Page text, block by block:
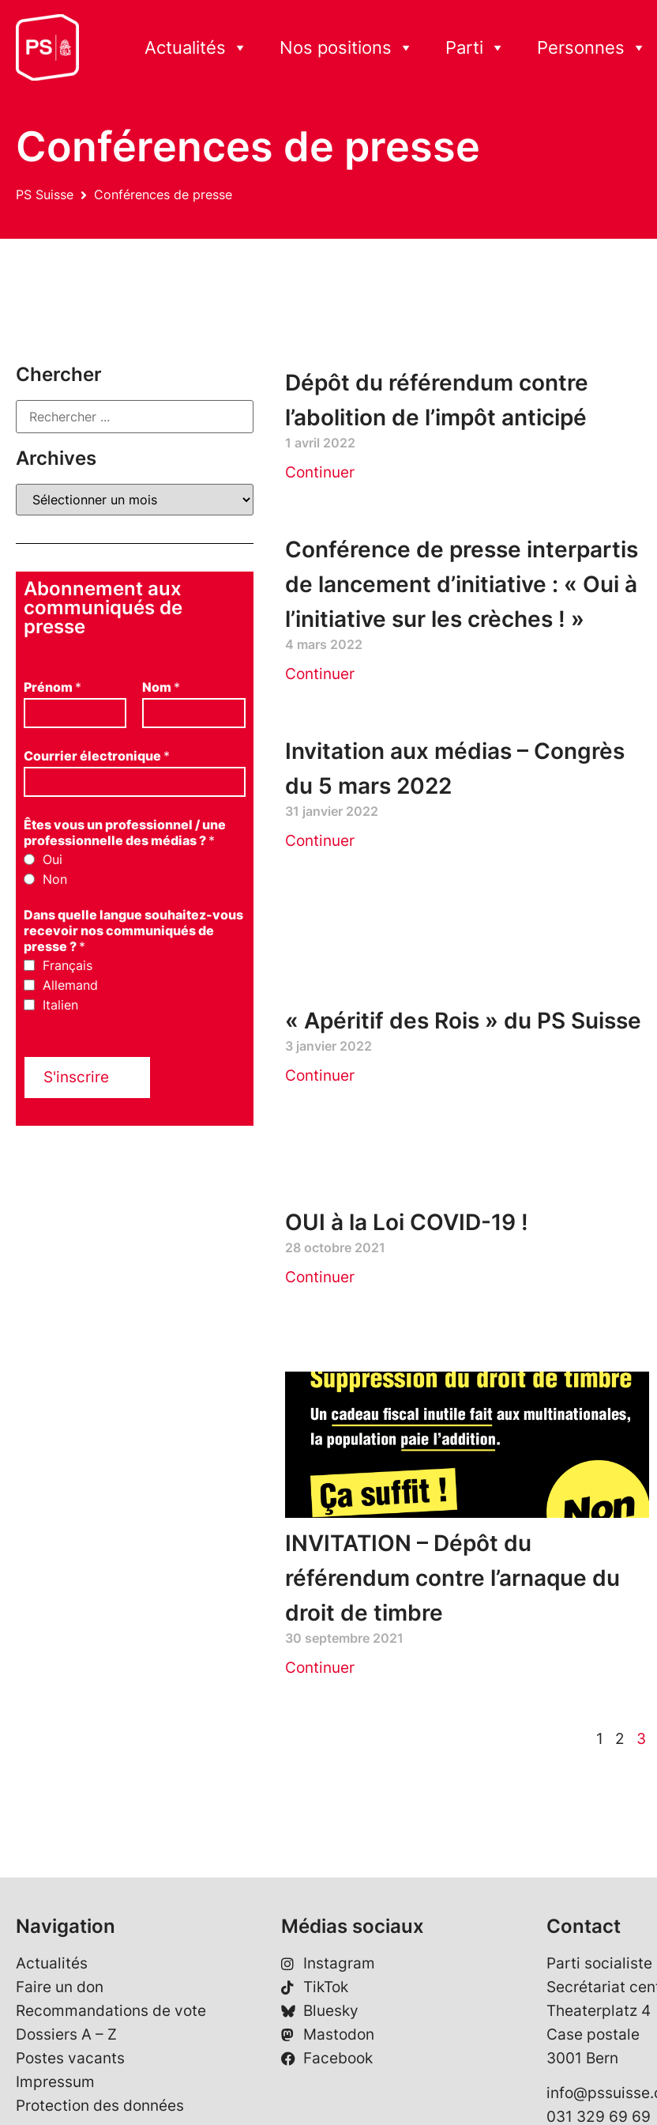
Actualités Nos positions Parti Personnes
Conférences de presse
PS Suisse Conférences de presse
Chercher
Archives
Abonnement aux
communiqués de
presse
Prénom * Nom *
Courrier électronique *
Êtes vous un professionnel / une
professionnelle des médias ? *
Oui
Non
Dans quelle langue souhaitez-vous
recevoir nos communiqués de
presse ? *
Français
Allemand
Italien
S'inscrire
Dépôt du référendum contre
l’abolition de l’impôt anticipé
1 avril 2022
Continuer
Conférence de presse interpartis
de lancement d’initiative : « Oui à
l’initiative sur les crèches ! »
4 mars 2022
Continuer
Invitation aux médias – Congrès
du 5 mars 2022
31 janvier 2022
Continuer
« Apéritif des Rois » du PS Suisse
3 janvier 2022
Continuer
OUI à la Loi COVID-19 !
28 octobre 2021
Continuer
INVITATION – Dépôt du
référendum contre l’arnaque du
droit de timbre
30 septembre 2021
Continuer
1 2 3
Navigation
Actualités
Faire un don
Recommandations de vote
Dossiers A – Z
Postes vacants
Impressum
Protection des données
Médias sociaux
Instagram
TikTok
Bluesky
Mastodon
Facebook
Contact
Parti socialiste
Secrétariat
Theaterplatz 4
Case postale
3001 Bern
031 329 69 69